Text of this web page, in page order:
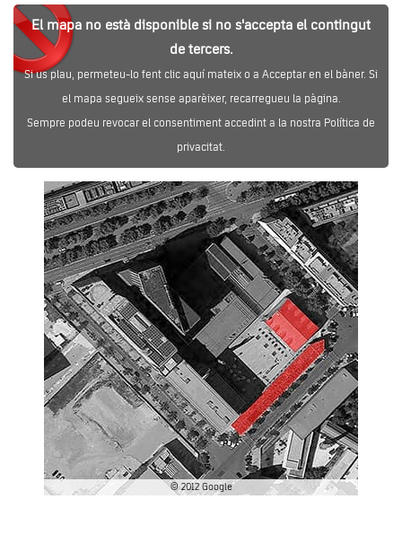
El mapa no està disponible si no s'accepta el contingut
de tercers.
Si us plau, permeteu-lo fent clic aquí mateix o a Acceptar en el bàner. Si
el mapa segueix sense aparèixer, recarregueu la pàgina.
Sempre podeu revocar el consentiment accedint a la nostra Política de
privacitat.
© 2012 Google